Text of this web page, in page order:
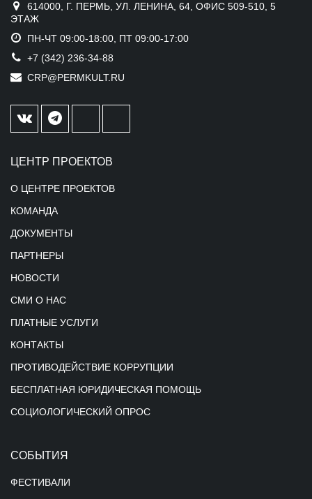
614000, Г. ПЕРМЬ, УЛ. ЛЕНИНА, 64, ОФИС 509-510, 5
ЭТАЖ
ПН-ЧТ 09:00-18:00, ПТ 09:00-17:00
+7 (342) 236-34-88
CRP@PERMKULT.RU
ЦЕНТР ПРОЕКТОВ
О ЦЕНТРЕ ПРОЕКТОВ
КОМАНДА
ДОКУМЕНТЫ
ПАРТНЕРЫ
НОВОСТИ
СМИ О НАС
ПЛАТНЫЕ УСЛУГИ
КОНТАКТЫ
ПРОТИВОДЕЙСТВИЕ КОРРУПЦИИ
БЕСПЛАТНАЯ ЮРИДИЧЕСКАЯ ПОМОЩЬ
СОЦИОЛОГИЧЕСКИЙ ОПРОС
СОБЫТИЯ
ФЕСТИВАЛИ